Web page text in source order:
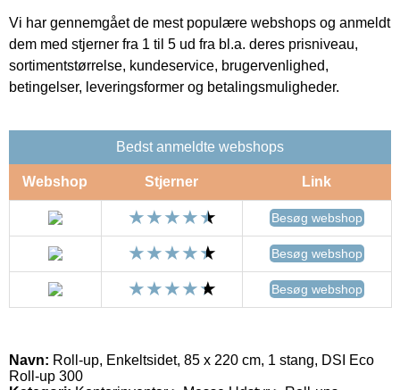
Vi har gennemgået de mest populære webshops og anmeldt
dem med stjerner fra 1 til 5 ud fra bl.a. deres prisniveau,
sortimentstørrelse, kundeservice, brugervenlighed,
betingelser, leveringsformer og betalingsmuligheder.
Bedst anmeldte webshops
Webshop Stjerner Link
Besøg webshop
Besøg webshop
Besøg webshop
Navn: Roll-up, Enkeltsidet, 85 x 220 cm, 1 stang, DSI Eco
Roll-up 300